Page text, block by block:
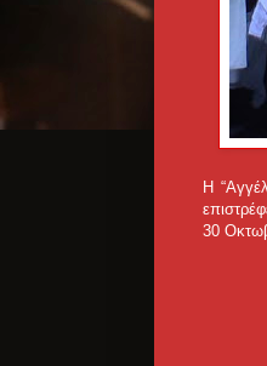
Η
30